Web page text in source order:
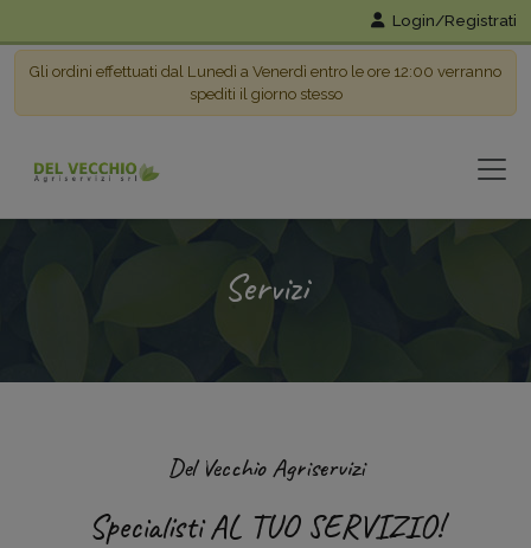
Login/Registrati
Gli ordini effettuati dal Lunedì a Venerdì entro le ore 12:00 verranno
spediti il giorno stesso
Servizi
Del Vecchio Agriservizi
Specialisti AL TUO SERVIZIO!